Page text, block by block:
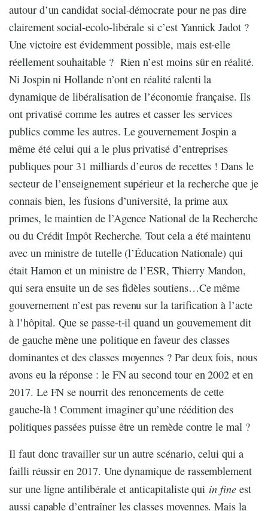
autour d’un candidat social-démocrate pour ne pas dire
clairement social-ecolo-libérale si c’est Yannick Jadot ?
Une victoire est évidemment possible, mais est-elle
réellement souhaitable ? Rien n’est moins sûr en réalité.
Ni Jospin ni Hollande n’ont en réalité ralenti la
dynamique de libéralisation de l’économie française. Ils
ont privatisé comme les autres et casser les services
publics comme les autres. Le gouvernement Jospin a
même été celui qui a le plus privatisé d’entreprises
publiques pour 31 milliards d’euros de recettes ! Dans le
secteur de l’enseignement supérieur et la recherche que je
connais bien, les fusions d’université, la prime aux
primes, le maintien de l’Agence National de la Recherche
ou du Crédit Impôt Recherche. Tout cela a été maintenu
avec un ministre de tutelle (l’Éducation Nationale) qui
était Hamon et un ministre de l’ESR, Thierry Mandon,
qui sera ensuite un de ses fidèles soutiens…Ce même
gouvernement n’est pas revenu sur la tarification à l’acte
à l’hôpital. Que se passe-t-il quand un gouvernement dit
de gauche mène une politique en faveur des classes
dominantes et des classes moyennes ? Par deux fois, nous
avons eu la réponse : le FN au second tour en 2002 et en
2017. Le FN se nourrit des renoncements de cette
gauche-là ! Comment imaginer qu’une réédition des
politiques passées puisse être un remède contre le mal ?
Il faut donc travailler sur un autre scénario, celui qui a
failli réussir en 2017. Une dynamique de rassemblement
sur une ligne antilibérale et anticapitaliste qui in fineest
aussi capable d’entraîner les classes moyennes. Mais la